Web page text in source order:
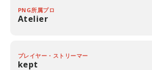
PNG所属プロ
Atelier
プレイヤー・ストリーマー
kept